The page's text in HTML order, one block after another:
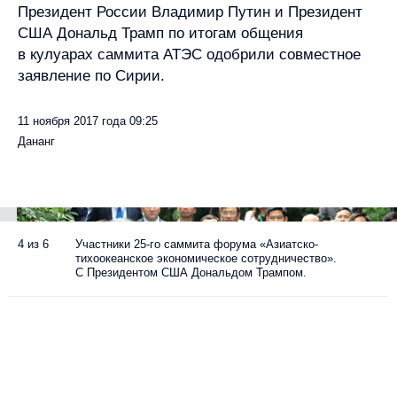
Президент России Владимир Путин и Президент
США Дональд Трамп по итогам общения
в кулуарах саммита АТЭС одобрили совместное
заявление по Сирии.
11 ноября 2017 года 09:25
Дананг
4 из 6
Участники 25-го саммита форума «Азиатско-
тихоокеанское экономическое сотрудничество».
С Президентом США Дональдом Трампом.